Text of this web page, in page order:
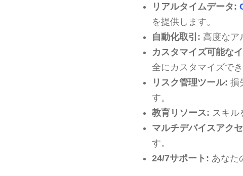
リアルタイムデータ:
を提供します。
自動化取引: 高度なア
カスタマイズ可能な
全にカスタマイズでき
リスク管理ツール: 損
す。
教育リソース: スキル
マルチデバイスアク
す。
24/7サポート: あなた